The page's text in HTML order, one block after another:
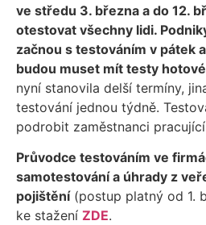
ve středu 3. března a do 12.
otestovat všechny lidi.
začnou s testováním v pátek
budou muset mít testy
nyní stanovila delší termíny,
testování jednou týdně.
podrobit zaměstnanci
Průvodce testováním ve
samotestování a úhrady z
pojištění(postup platný od 1.
ke stažení ZDE.